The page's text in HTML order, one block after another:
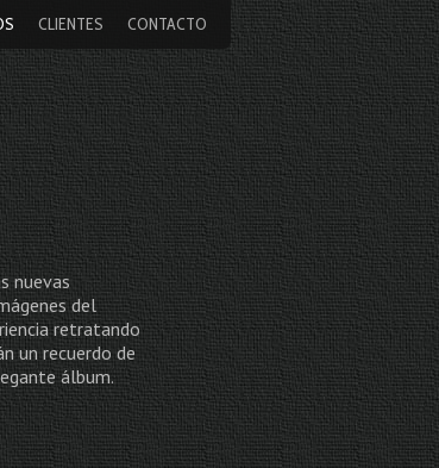
CLIENTES CONTACTO
nuevas
del
retratando
un recuerdo de
álbum.